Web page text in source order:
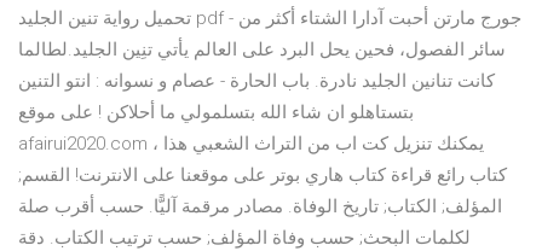
تحميل رواية تنين الجليد pdf - جورج مارتن أحبت آدارا الشتاء أكثر من
سائر الفصول، فحين يحل البرد على العالم يأتي تنِين الجليد.لطالما
كانت تنانين الجليد نادرة. باب الحارة - عصام و نسوانه : انتو التنين
بتستاهلو ان شاء الله بتسلمولي ما أحلاكن ! على موقع
afairui2020.com ، يمكنك تنزيل كت اب من التراث الشعبي هذا
كتاب رائع قراءة كتاب هاري بوتر على موقعنا على الانترنت! القسم;
المؤلف; الكتاب; تاريخ الوفاة. مصادر مرقمة آليًّا. حسب أقرب صلة
لكلمات البحث; حسب وفاة المؤلف; حسب ترتيب الكتاب. دقة